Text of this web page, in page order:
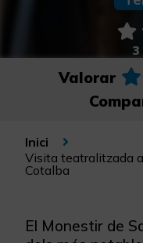
Valorar
Inici
Visita teatralitzada
Cotalba
El Monestir de